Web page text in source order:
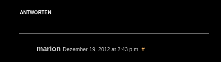
ANTWORTEN
marion Dezember 19, 2012 at 2:43 p.m. #